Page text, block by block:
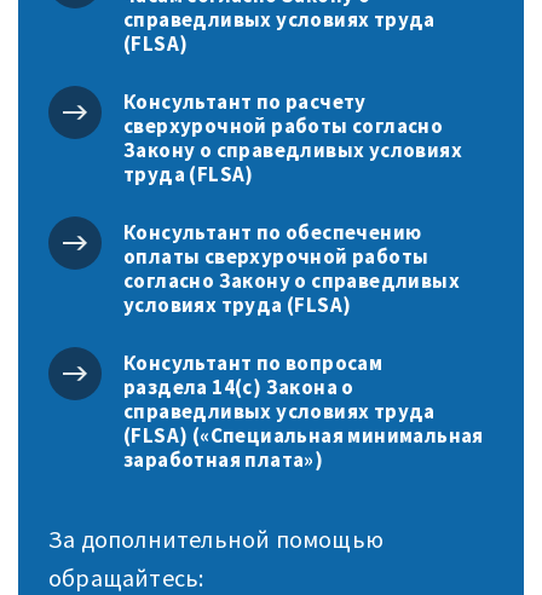
справедливых условиях труда
(FLSA)
Консультант по расчету
сверхурочной работы согласно
Закону о справедливых условиях
труда (FLSA)
Консультант по обеспечению
оплаты сверхурочной работы
согласно Закону о справедливых
условиях труда (FLSA)
Консультант по вопросам
раздела 14(c) Закона о
справедливых условиях труда
(FLSA) («Специальная минимальная
заработная плата»)
За дополнительной помощью
обращайтесь: